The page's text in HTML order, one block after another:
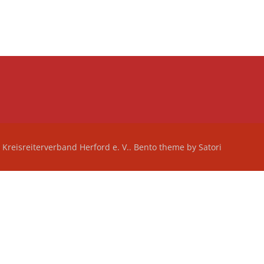
Herford e. V.. Bento theme by Satori